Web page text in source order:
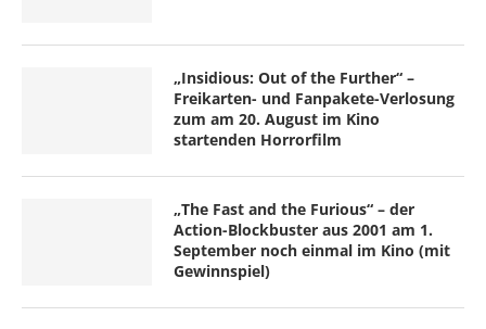
„Insidious: Out of the Further“ –
Freikarten- und Fanpakete-Verlosung
zum am 20. August im Kino
startenden Horrorfilm
„The Fast and the Furious“ – der
Action-Blockbuster aus 2001 am 1.
September noch einmal im Kino (mit
Gewinnspiel)